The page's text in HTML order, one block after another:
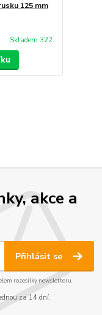
125 mm
Skladem 322
akce a
Přihlásit se
rozesílky newsletteru.
za 14 dní.